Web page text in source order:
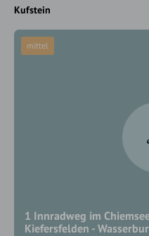
Kufstein
1 Innradweg im
Kiefersfelden -
mittel